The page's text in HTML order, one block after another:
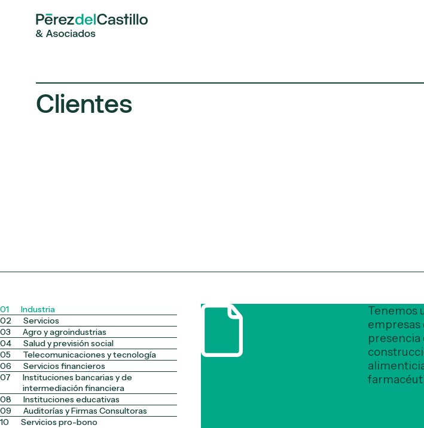
Clientes
01
Industria
02
Servicios
03
Agro y agroindustrias
04
Salud y previsión social
05
Telecomunicaciones y tecnología
06
Servicios financieros
07
Instituciones bancarias y de
intermediación financiera
08
Instituciones educativas
09
Auditorías y Firmas Consultoras
10
Servicios pro-bono
Tenemos
presencia